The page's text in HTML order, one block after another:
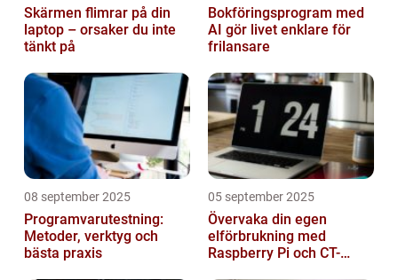
Skärmen flimrar på din
laptop – orsaker du inte
tänkt på
Bokföringsprogram med
AI gör livet enklare för
frilansare
08 september 2025
Programvarutestning:
Metoder, verktyg och
bästa praxis
05 september 2025
Övervaka din egen
elförbrukning med
Raspberry Pi och CT-